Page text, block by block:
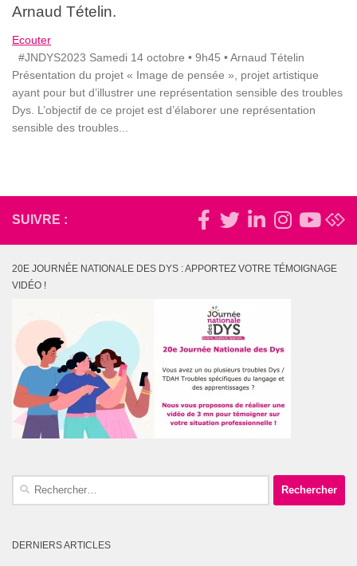
Arnaud Tételin.
Ecouter
#JNDYS2023 Samedi 14 octobre • 9h45 • Arnaud Tételin
Présentation du projet « Image de pensée », projet artistique
ayant pour but d’illustrer une représentation sensible des troubles
Dys. L’objectif de ce projet est d’élaborer une représentation
sensible des troubles...
SUIVRE :
20E JOURNÉE NATIONALE DES DYS : APPORTEZ VOTRE TÉMOIGNAGE
VIDÉO !
Rechercher :
DERNIERS ARTICLES